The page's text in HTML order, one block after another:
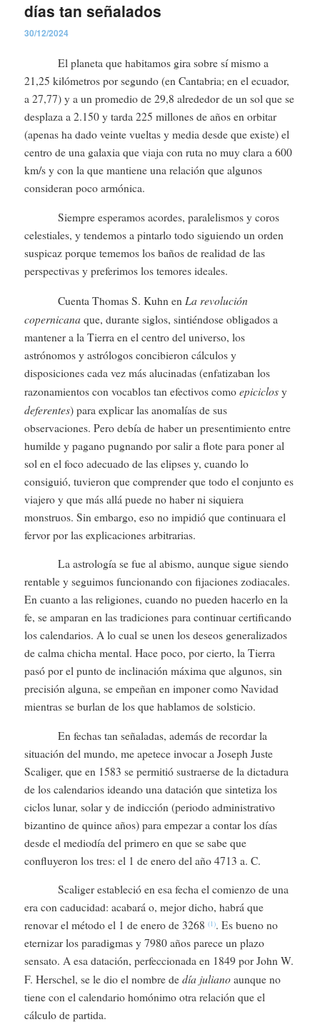
días tan señalados
30/12/2024
El planeta que habitamos gira sobre sí mismo a
21,25 kilómetros por segundo (en Cantabria; en el ecuador,
a 27,77) y a un promedio de 29,8 alrededor de un sol que se
desplaza a 2.150 y tarda 225 millones de años en orbitar
(apenas ha dado veinte vueltas y media desde que existe) el
centro de una galaxia que viaja con ruta no muy clara a 600
km/s y con la que mantiene una relación que algunos
consideran poco armónica.
Siempre esperamos acordes, paralelismos y coros
celestiales, y tendemos a pintarlo todo siguiendo un orden
suspicaz porque tememos los baños de realidad de las
perspectivas y preferimos los temores ideales.
Cuenta Thomas S. Kuhn en La revolución
copernicana que, durante siglos, sintiéndose obligados a
mantener a la Tierra en el centro del universo, los
astrónomos y astrólogos concibieron cálculos y
disposiciones cada vez más alucinadas (enfatizaban los
razonamientos con vocablos tan efectivos comoepiciclos y
deferentes) para explicar las anomalías de sus
observaciones. Pero debía de haber un presentimiento entre
humilde y pagano pugnando por salir a flote para poner al
sol en el foco adecuado de las elipses y, cuando lo
consiguió, tuvieron que comprender que todo el conjunto es
viajero y que más allá puede no haber ni siquiera
monstruos. Sin embargo, eso no impidió que continuara el
fervor por las explicaciones arbitrarias.
La astrología se fue al abismo, aunque sigue siendo
rentable y seguimos funcionando con fijaciones zodiacales.
En cuanto a las religiones, cuando no pueden hacerlo en la
fe, se amparan en las tradiciones para continuar certificando
los calendarios. A lo cual se unen los deseos generalizados
de calma chicha mental. Hace poco, por cierto, la Tierra
pasó por el punto de inclinación máxima que algunos, sin
precisión alguna, se empeñan en imponer como Navidad
mientras se burlan de los que hablamos de solsticio.
En fechas tan señaladas, además de recordar la
situación del mundo, me apetece invocar a Joseph Juste
Scaliger, que en 1583 se permitió sustraerse de la dictadura
de los calendarios ideando una datación que sintetiza los
ciclos lunar, solar y de indicción (periodo administrativo
bizantino de quince años) para empezar a contar los días
desde el mediodía del primero en que se sabe que
confluyeron los tres: el 1 de enero del año 4713 a. C.
Scaliger estableció en esa fecha el comienzo de una
era con caducidad: acabará o, mejor dicho, habrá que
renovar el método el 1 de enero de 3268(1). Es bueno no
eternizar los paradigmas y 7980 años parece un plazo
sensato. A esa datación, perfeccionada en 1849 por John W.
F. Herschel, se le dio el nombre dedía juliano aunque no
tiene con el calendario homónimo otra relación que el
cálculo de partida.